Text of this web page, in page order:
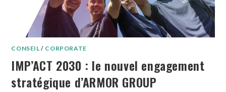
CONSEIL / CORPORATE
IMP’ACT 2030 : le nouvel engagement
stratégique d’ARMOR GROUP